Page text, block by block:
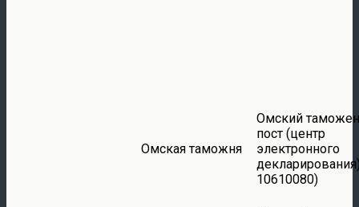
Омская таможня
Омский
пост (центр
электронного
10610080)